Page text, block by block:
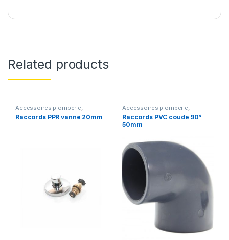
Related products
Accessoires plomberie
Plomberie et Salle de bains
Tubes et raccords PPR
Raccords PPR vanne 20mm
Accessoires plomberie
Plomberie et Salle de bains
Tubes et raccords PVC
Raccords PVC coude 90°
50mm